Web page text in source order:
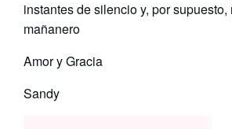
instantes de silencio y, por supuesto,
mañanero
Amor y Gracia
Sandy